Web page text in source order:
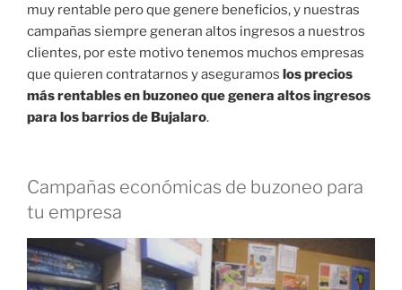
muy rentable pero que genere beneficios, y nuestras
campañas siempre generan altos ingresos a nuestros
clientes, por este motivo tenemos muchos empresas
que quieren contratarnos y aseguramos los precios
más rentables en buzoneo que genera altos ingresos
para los barrios de Bujalaro.
Campañas económicas de buzoneo para
tu empresa